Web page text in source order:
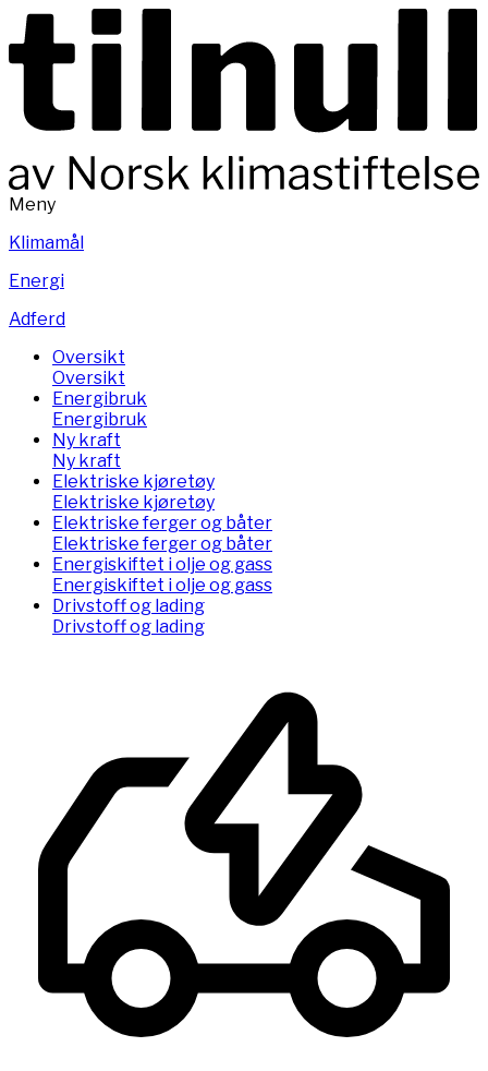
Meny
Klimamål
Energi
Adferd
Oversikt
Oversikt
Energibruk
Energibruk
Ny kraft
Ny kraft
Elektriske kjøretøy
Elektriske kjøretøy
Elektriske ferger og båter
Elektriske ferger og båter
Energiskiftet i olje og gass
Energiskiftet i olje og gass
Drivstoff og lading
Drivstoff og lading